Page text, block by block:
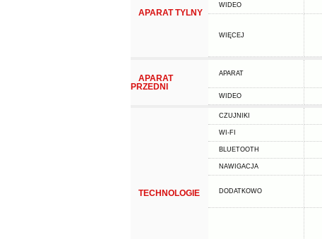
APARAT TYLNY
WIDEO
WIĘCEJ
APARAT
PRZEDNI
APARAT
WIDEO
TECHNOLOGIE
CZUJNIKI
WI-FI
BLUETOOTH
NAWIGACJA
DODATKOWO